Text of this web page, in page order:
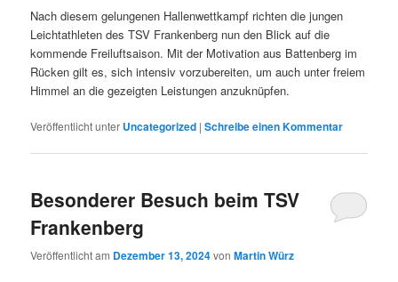
Nach diesem gelungenen Hallenwettkampf richten die jungen
Leichtathleten des TSV Frankenberg nun den Blick auf die
kommende Freiluftsaison. Mit der Motivation aus Battenberg im
Rücken gilt es, sich intensiv vorzubereiten, um auch unter freiem
Himmel an die gezeigten Leistungen anzuknüpfen.
Veröffentlicht unter Uncategorized |Schreibe einen Kommentar
Besonderer Besuch beim TSV
Frankenberg
Veröffentlicht am Dezember 13, 2024vonMartin Würz